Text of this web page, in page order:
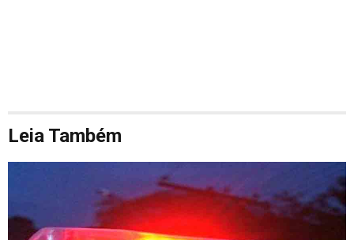
Leia Também